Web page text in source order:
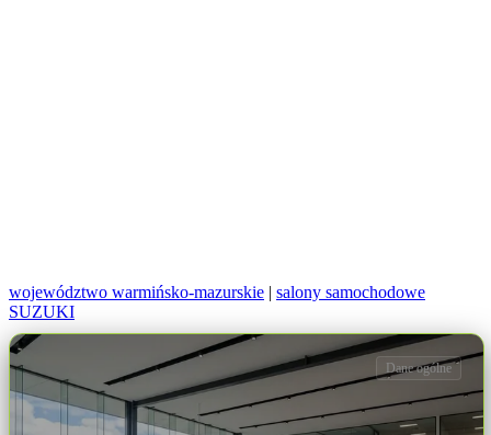
województwo warmińsko-mazurskie | salony samochodowe
SUZUKI
Dane ogólne